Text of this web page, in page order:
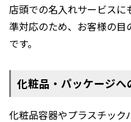
店頭での名入れサービス
準対応のため、お客様の
です。
化粧品・パッケージへ
化粧品容器やプラスチック